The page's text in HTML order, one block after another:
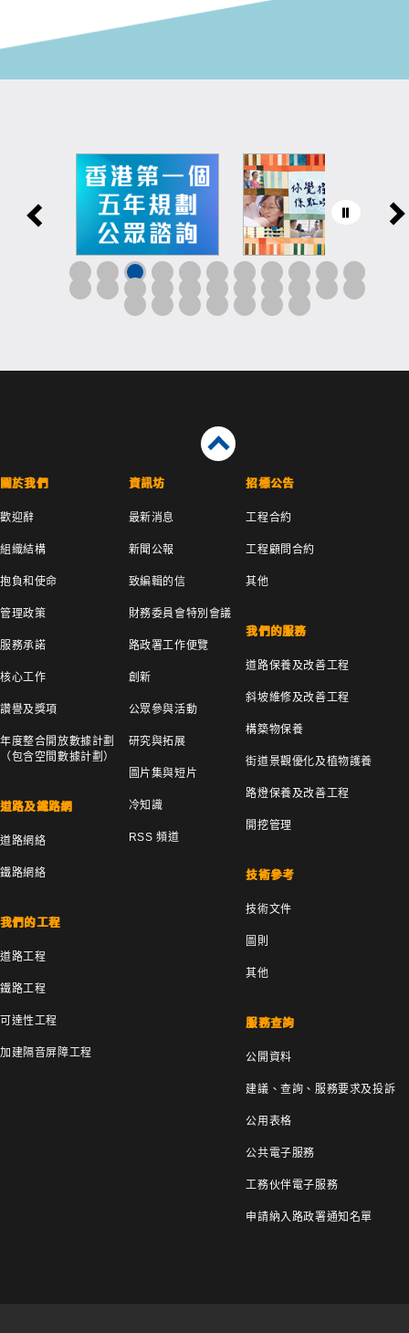
關於我們
歡迎辭
組織結構
抱負和使命
管理政策
服務承諾
核心工作
讚譽及獎項
年度整合開放數據計劃
（包含空間數據計劃）
道路及鐵路網
道路網絡
鐵路網絡
我們的工程
道路工程
鐵路工程
可達性工程
加建隔音屏障工程
資訊坊
最新消息
新聞公報
致編輯的信
財務委員會特別會議
路政署工作便覽
創新
公眾參與活動
研究與拓展
圖片集與短片
冷知識
RSS 頻道
招標公告
工程合約
工程顧問合約
其他
我們的服務
道路保養及改善工程
斜坡維修及改善工程
構築物保養
街道景觀優化及植物護養
路燈保養及改善工程
開挖管理
技術參考
技術文件
圖則
其他
服務查詢
公開資料
建議、查詢、服務要求及投訴
公用表格
公共電子服務
工務伙伴電子服務
申請納入路政署通知名單